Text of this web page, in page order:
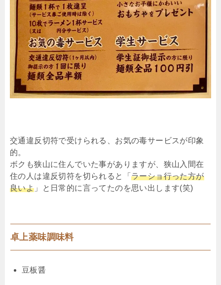
交通違反切符で受けられる、お気の毒サービスが印象
的。
ボクも狭山に住んでいた事がありますが、狭山入間在
住の人は違反切符を切られると「 ラーショ行った方が
良いよ 」と日常的に言ってたのを思い出します(笑)
卓上薬味調味料
豆板醤